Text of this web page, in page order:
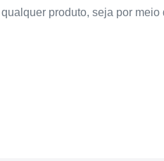
produto, seja por meio